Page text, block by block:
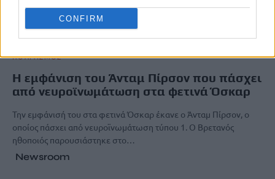
CONFIRM
ΠΟΛΙΤΙΣΜΟΣ
Η εμφάνιση του Άνταμ Πίρσον που πάσχει
από νευροϊνωμάτωση στα φετινά Όσκαρ
Την εμφάνισή του στα φετινά Όσκαρ έκανε ο Άνταμ Πίρσον, ο
οποίος πάσχει από νευροϊνωμάτωση τύπου 1. Ο Βρετανός
ηθοποιός παρουσιάστηκε στο…
Newsroom